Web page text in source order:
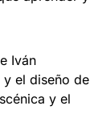
Iván
el diseño de
y el